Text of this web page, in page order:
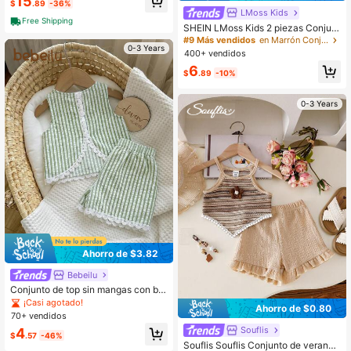
2, 18 meses, 2T, 3T
$ .89 -36%
Free Shipping
0-3 Years
Ahorro de $3.82
Bebeilu
Conjunto de top sin mangas con bor
dado, patchwork de encaje calado
y cintura elástica con shorts para b
ebé niña, lindo para vacaciones de
verano
¡Casi agotado!
70+ vendidos
$4.57 -46%
LMoss Kids
SHEIN LMoss Kids 2 piezas Conjunt
o de niña bebé con top sin mangas
de unicolor tejido y pantalones cas
uales sueltos
#9 Más vendidos
en Marrón Conjuntos para niñas
400+ vendidos
$6.89 -10%
0-3 Years
Ahorro de $0.80
Souflis
Souflis Souflis Conjunto de verano